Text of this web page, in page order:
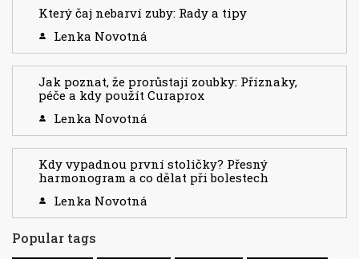
Který čaj nebarví zuby: Rady a tipy
Lenka Novotná
Jak poznat, že prorůstají zoubky: Příznaky,
péče a kdy použít Curaprox
Lenka Novotná
Kdy vypadnou první stoličky? Přesný
harmonogram a co dělat při bolestech
Lenka Novotná
Popular tags